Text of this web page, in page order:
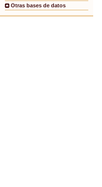
Otras bases de datos